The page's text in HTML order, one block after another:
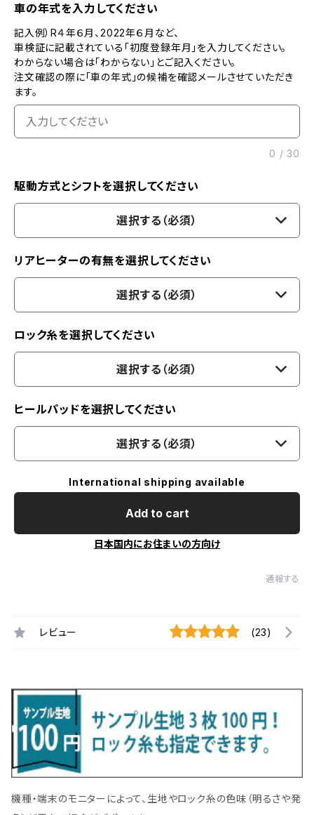
車の年式を入力してください
記入例）R４年６月、2022年６月など、
車検証に記載されている「初度登録年月」を入力してください。
わからない場合は「わからない」とご記入ください。
注文確認の際に「車の年式」の候補を確認メールさせていただき
ます。
0 /30
駆動方式とシフトを選択してください
選択する（必須）
リアヒーターの有無を選択してください
選択する（必須）
ロック糸を選択してください
選択する（必須）
ヒールパッドを選択してください
選択する（必須）
International shipping available
Add to cart
日本国内にお住まいの方向け
通報する
レビュー (23)
機種・端末のモニターによって、生地やロック糸の色味（明るさや発